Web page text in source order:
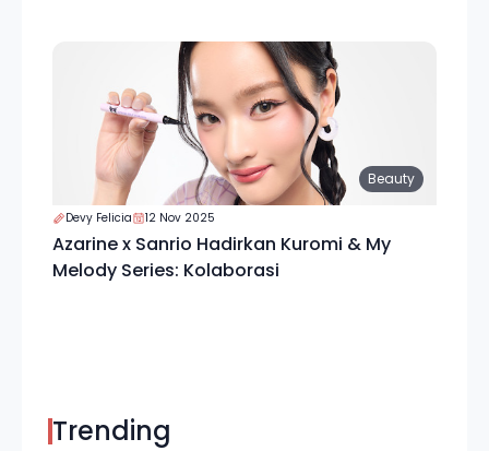
Beauty
Devy Felicia 12 Nov 2025
Azarine x Sanrio Hadirkan Kuromi & My
Melody Series: Kolaborasi
Trending